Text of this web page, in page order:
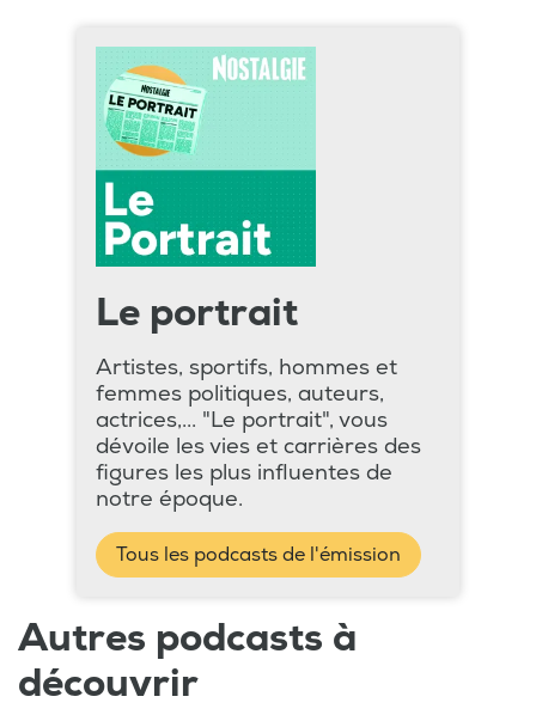
Le portrait
Artistes, sportifs, hommes et
femmes politiques, auteurs,
actrices,... "Le portrait", vous
dévoile les vies et carrières des
figures les plus influentes de
notre époque.
Tous les podcasts de l'émission
Autres podcasts à
découvrir